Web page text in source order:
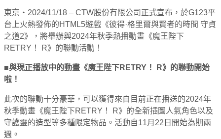
東京・2024/11/18 – CTW股份有限公司正式宣布，於G123平
台上火熱發佈的HTML5遊戲《彼得·格里爾與賢者的時間 守貞
之道2》，將舉辦與2024年秋季熱播動畫《魔王陛下
RETRY！ R》的聯動活動！
■與現正播放中的動畫《魔王陛下RETRY！ R》的聯動開始
啦！
此次的聯動十分豪華，可以獲得來自目前正在播送的2024年
秋季動畫《魔王陛下RETRY！ R》的全新插圖人氣角色以及
守護靈的造型等多種限定物品。活動自11月22日開始為期兩
週。